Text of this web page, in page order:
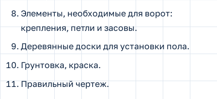
Элементы, необходимые для ворот:
крепления, петли и засовы.
Деревянные доски для установки пола.
Грунтовка, краска.
Правильный чертеж.